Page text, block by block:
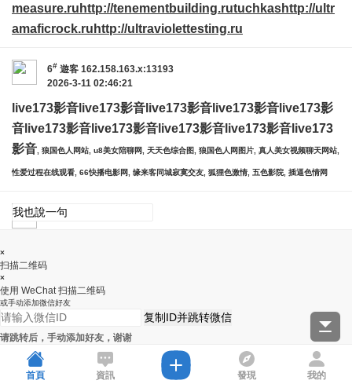
measure.ru http://tenementbuilding.rutuchkashttp://ultr
amaficrock.ru http://ultraviolettesting.ru
6# 遊客 162.158.163.x:13193
2026-3-11 02:46:21
live173影音 live173影音 live173影音 live173影音 live173影
音 live173影音 live173影音 live173影音 live173影音 live173
影音, 狼国色人网站, u8美女陪聊网, 天天色综合图, 狼国色人网图片, 真人美女视频聊天网站,
性爱过程在线观看, 66快播电影网, 缘来客同城寂寞交友, 狐狸色激情, 五色影院, 插逼色情网
×
扫描二维码
×
使用 WeChat 扫描二维码
或手动添加微信好友
复制ID并跳转微信
请跳转后，手动添加好友，谢谢
首頁 資訊 發現 我的